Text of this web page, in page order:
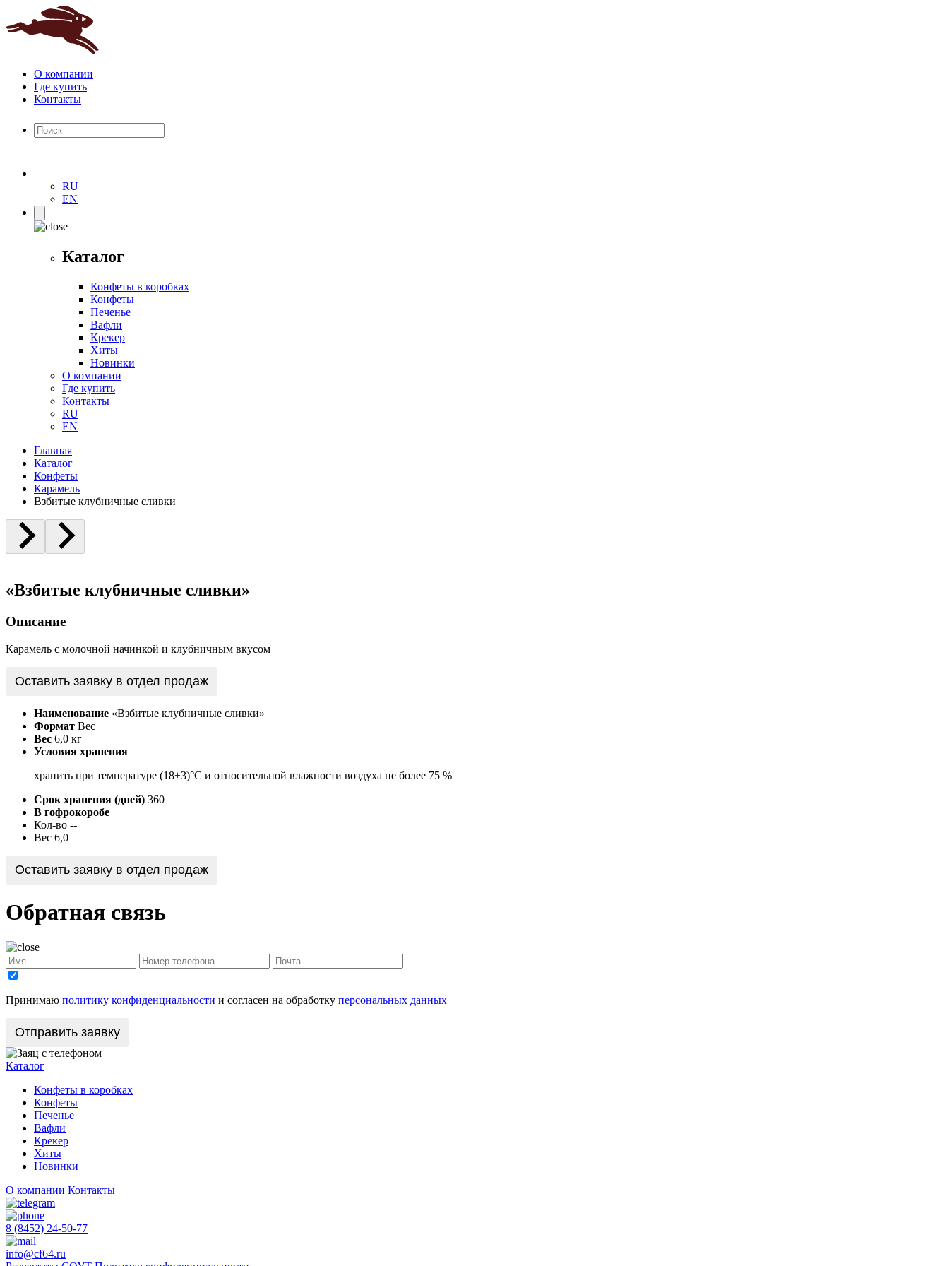
О компании
Где купить
Контакты
RU
EN
Каталог
Конфеты в коробках
Конфеты
Печенье
Вафли
Крекер
Хиты
Новинки
О компании
Где купить
Контакты
RU
EN
Главная
Каталог
Конфеты
Карамель
Взбитые клубничные сливки
«Взбитые клубничные сливки»
Описание
Карамель с молочной начинкой и клубничным вкусом
Оставить заявку в отдел продаж
Наименование «Взбитые клубничные сливки»
Формат Вес
Вес 6,0 кг
Условия хранения
хранить при температуре (18±3)°С и относительной влажности воздуха не более 75 %
Срок хранения (дней) 360
В гофрокоробе
Кол-во --
Вес 6,0
Оставить заявку в отдел продаж
Обратная связь
Принимаю политику конфиденциальности и согласен на обработку персональных данных
Каталог
Конфеты в коробках
Конфеты
Печенье
Вафли
Крекер
Хиты
Новинки
О компании Контакты
8 (8452) 24-50-77
info@cf64.ru